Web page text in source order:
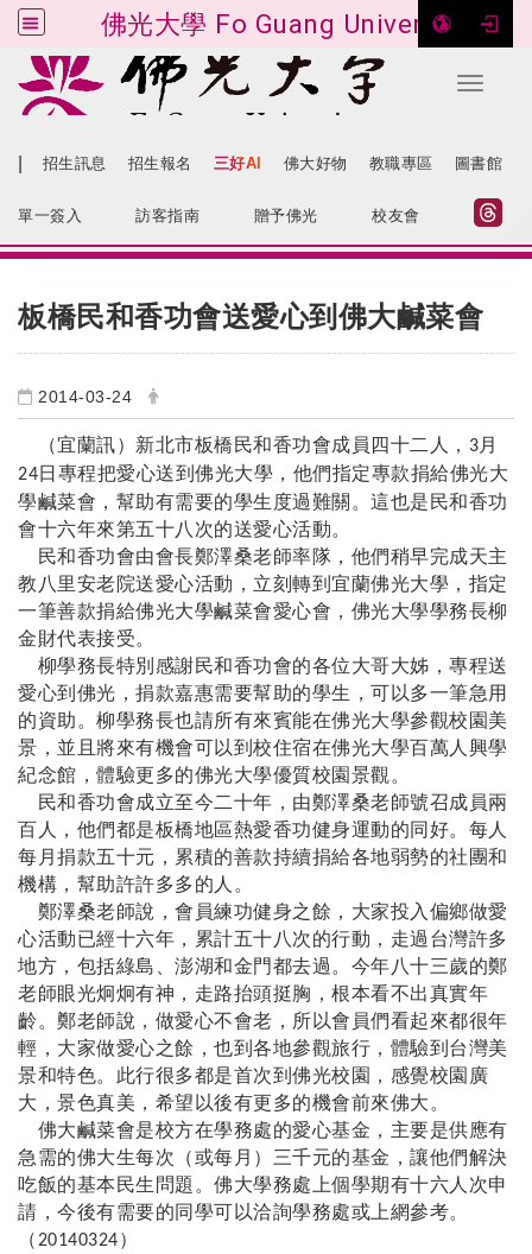
佛光大學 Fo Guang University
Toggle
跳到主要內容
招生訊息 招生報名 三好AI 佛大好物 教職專區 圖書館
單一簽入 訪客指南 贈予佛光 校友會
板橋民和香功會送愛心到佛大鹹菜會
2014-03-24
（宜蘭訊）新北市板橋民和香功會成員四十二人， 3月
24日專程把愛心送到佛光大學，他們指定專款捐給佛光大
學鹹菜會，幫助有需要的學生度過難關。這也是民和香功
會十六年來第五十八次的送愛心活動。
民和香功會由會長鄭澤桑老師率隊，他們稍早完成天主
教八里安老院送愛心活動，立刻轉到宜蘭佛光大學，指定
一筆善款捐給佛光大學鹹菜會愛心會，佛光大學學務長柳
金財代表接受。
柳學務長特別感謝民和香功會的各位大哥大姊，專程送
愛心到佛光，捐款嘉惠需要幫助的學生，可以多一筆急用
的資助。柳學務長也請所有來賓能在佛光大學參觀校園美
景，並且將來有機會可以到校住宿在佛光大學百萬人興學
紀念館，體驗更多的佛光大學優質校園景觀。
民和香功會成立至今二十年，由鄭澤桑老師號召成員兩
百人，他們都是板橋地區熱愛香功健身運動的同好。每人
每月捐款五十元，累積的善款持續捐給各地弱勢的社團和
機構，幫助許許多多的人。
鄭澤桑老師說，會員練功健身之餘，大家投入偏鄉做愛
心活動已經十六年，累計五十八次的行動，走過台灣許多
地方，包括綠島、澎湖和金門都去過。今年八十三歲的鄭
老師眼光炯炯有神，走路抬頭挺胸，根本看不出真實年
齡。鄭老師說，做愛心不會老，所以會員們看起來都很年
輕，大家做愛心之餘，也到各地參觀旅行，體驗到台灣美
景和特色。此行很多都是首次到佛光校園，感覺校園廣
大，景色真美，希望以後有更多的機會前來佛大。
佛大鹹菜會是校方在學務處的愛心基金，主要是供應有
急需的佛大生每次（或每月）三千元的基金，讓他們解決
吃飯的基本民生問題。佛大學務處上個學期有十六人次申
請，今後有需要的同學可以洽詢學務處或上網參考。
（20140324）